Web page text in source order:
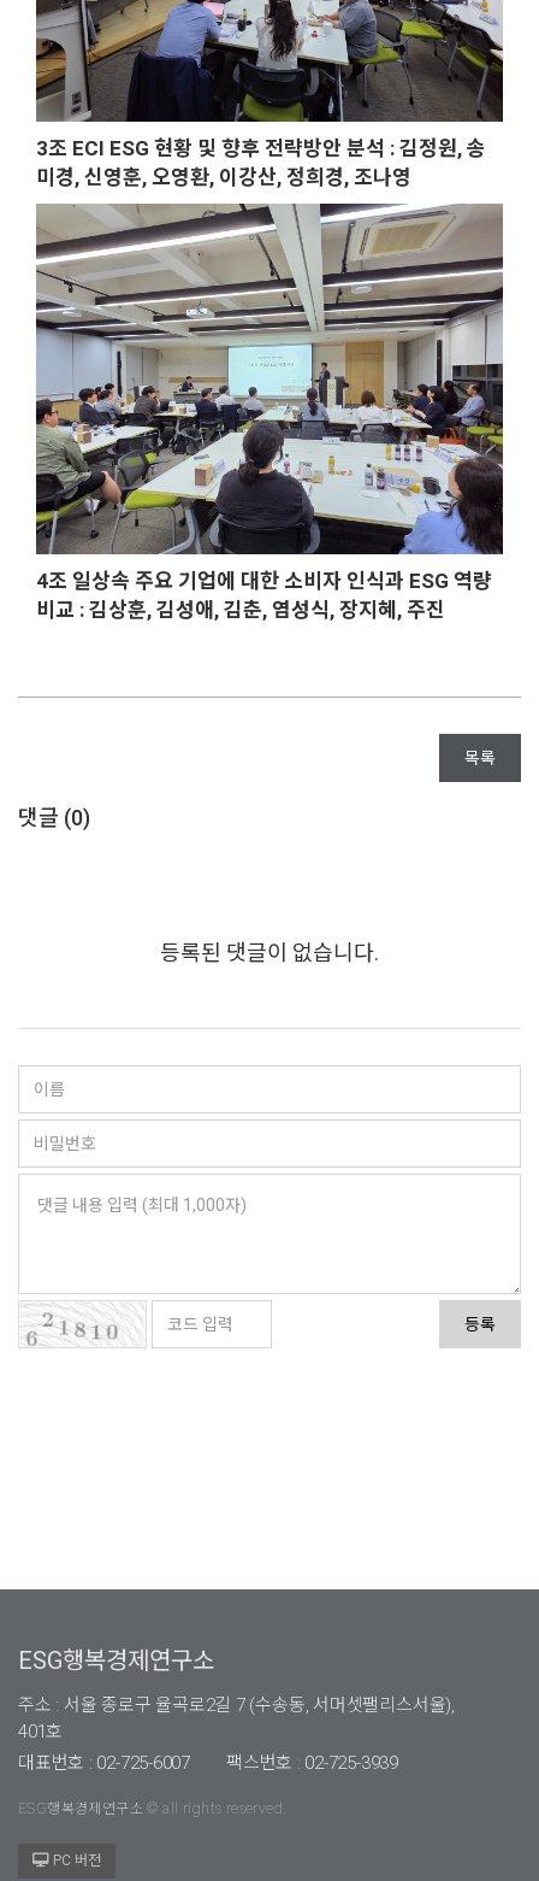
3조 ECI ESG 현황 및 향후 전략방안 분석 : 김정원, 송
미경, 신영훈, 오영환, 이강산, 정희경, 조나영
4조 일상속 주요 기업에 대한 소비자 인식과 ESG 역량
비교 : 김상훈, 김성애, 김춘, 염성식, 장지혜, 주진
목록
댓글 (0)
등록된 댓글이 없습니다.
등록
ESG행복경제연구소
주소 : 서울 종로구 율곡로2길 7 (수송동, 서머셋팰리스서울),
401호
대표번호 : 02-725-6007
팩스번호 : 02-725-3939
ESG행복경제연구소 © all rights reserved.
PC 버전